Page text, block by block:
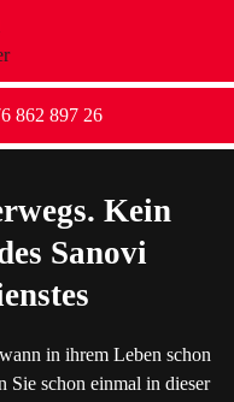
862 897 26
Kein
Sanovi
in ihrem Leben schon
Sie schon einmal in dieser